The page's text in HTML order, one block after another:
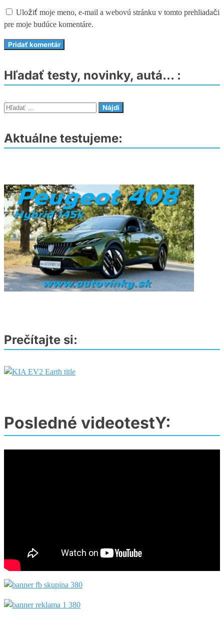
Uložiť moje meno, e-mail a webovú stránku v tomto prehliadači
pre moje budúce komentáre.
Hľadať testy, novinky, autá… :
Hľadať:
Aktuálne testujeme:
Prečítajte si:
Posledné videotestY: